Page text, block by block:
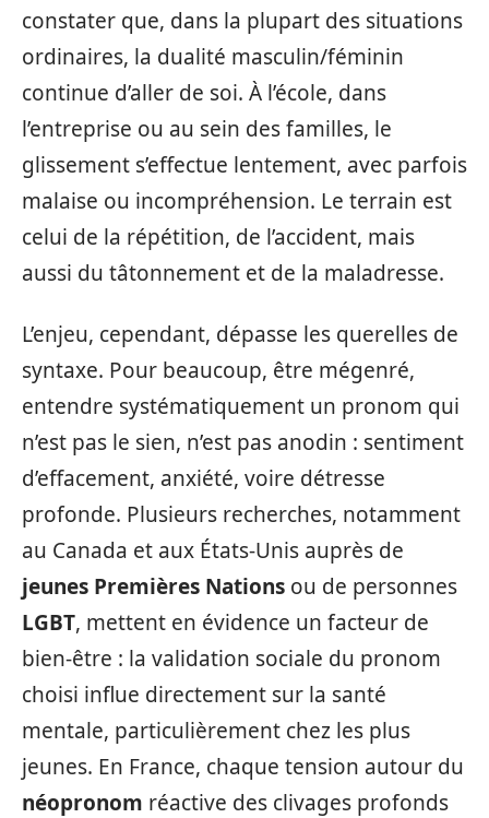
constater que, dans la plupart des situations
ordinaires, la dualité masculin/féminin
continue d’aller de soi. À l’école, dans
l’entreprise ou au sein des familles, le
glissement s’effectue lentement, avec parfois
malaise ou incompréhension. Le terrain est
celui de la répétition, de l’accident, mais
aussi du tâtonnement et de la maladresse.
L’enjeu, cependant, dépasse les querelles de
syntaxe. Pour beaucoup, être mégenré,
entendre systématiquement un pronom qui
n’est pas le sien, n’est pas anodin : sentiment
d’effacement, anxiété, voire détresse
profonde. Plusieurs recherches, notamment
au Canada et aux États-Unis auprès de
jeunes Premières Nations ou de personnes
LGBT, mettent en évidence un facteur de
bien-être : la validation sociale du pronom
choisi influe directement sur la santé
mentale, particulièrement chez les plus
jeunes. En France, chaque tension autour du
néopronom réactive des clivages profonds